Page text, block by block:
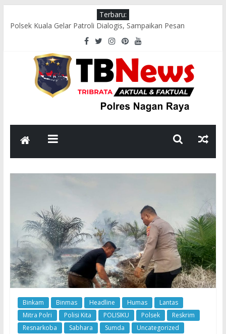
Terbaru:
Polsek Kuala Gelar Patroli Dialogis, Sampaikan Pesan
Kamtibmas kepada Masyarakat
Polres Nagan Raya Gelar Olahraga Bersama dan Beladiri Polri
untuk Tingkatkan Kebugaran Personel
Wakapolres Nagan Raya Himbau Seluruh Personel Tingkatkan
Disiplin dan Profesionalisme
Polsek Seunagan Timur Polres Nagan Raya Gelar Patroli
Dialogis, Perkuat Sinergi dengan Masyarakat Jaga Kamtibmas
Satlantas Polres Nagan Raya Gelar Perkara Kecelakaan Lalu
Lintas, Pastikan Penanganan Sesuai Prosedur Hukum
Binkam Binmas Headline Humas
Lantas
Mitra Polri
Polisi Kita POLISIKU Polsek
Reskrim
Resnarkoba
Sabhara Sumda Uncategorized